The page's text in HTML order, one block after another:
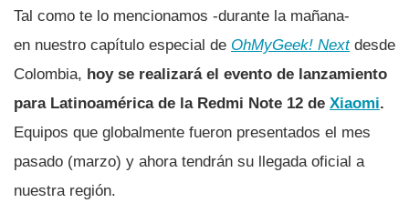
Tal como te lo mencionamos -durante la mañana-
en nuestro capítulo especial de OhMyGeek! Nextdesde
Colombia, hoy se realizará el evento de lanzamiento
para Latinoamérica de la Redmi Note 12 de Xiaomi.
Equipos que globalmente fueron presentados el mes
pasado (marzo) y ahora tendrán su llegada oficial a
nuestra región.